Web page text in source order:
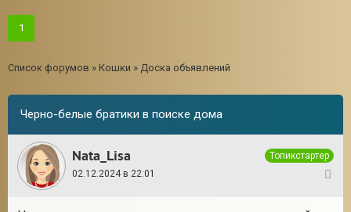
1
Список форумов » Кошки » Доска объявлений
Черно-белые братики в поиске дома
Nata_Lisa
Топикстартер
02.12.2024 в 22:01